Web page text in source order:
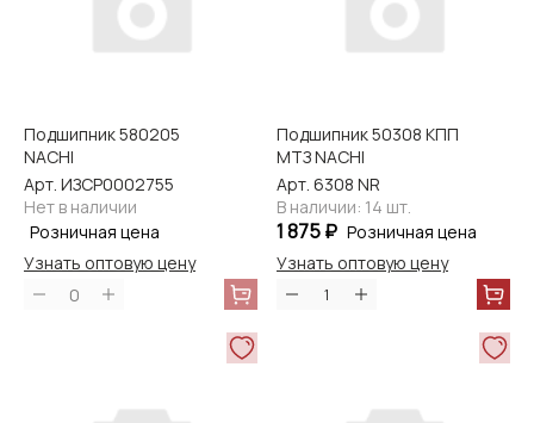
Подшипник 580205
NACHI
Арт. ИЗСР0002755
Нет в наличии
Розничная цена
Узнать оптовую цену
0
Подшипник 50308 КПП
МТЗ NACHI
Арт. 6308 NR
В наличии: 14 шт.
1 875 ₽ Розничная цена
Узнать оптовую цену